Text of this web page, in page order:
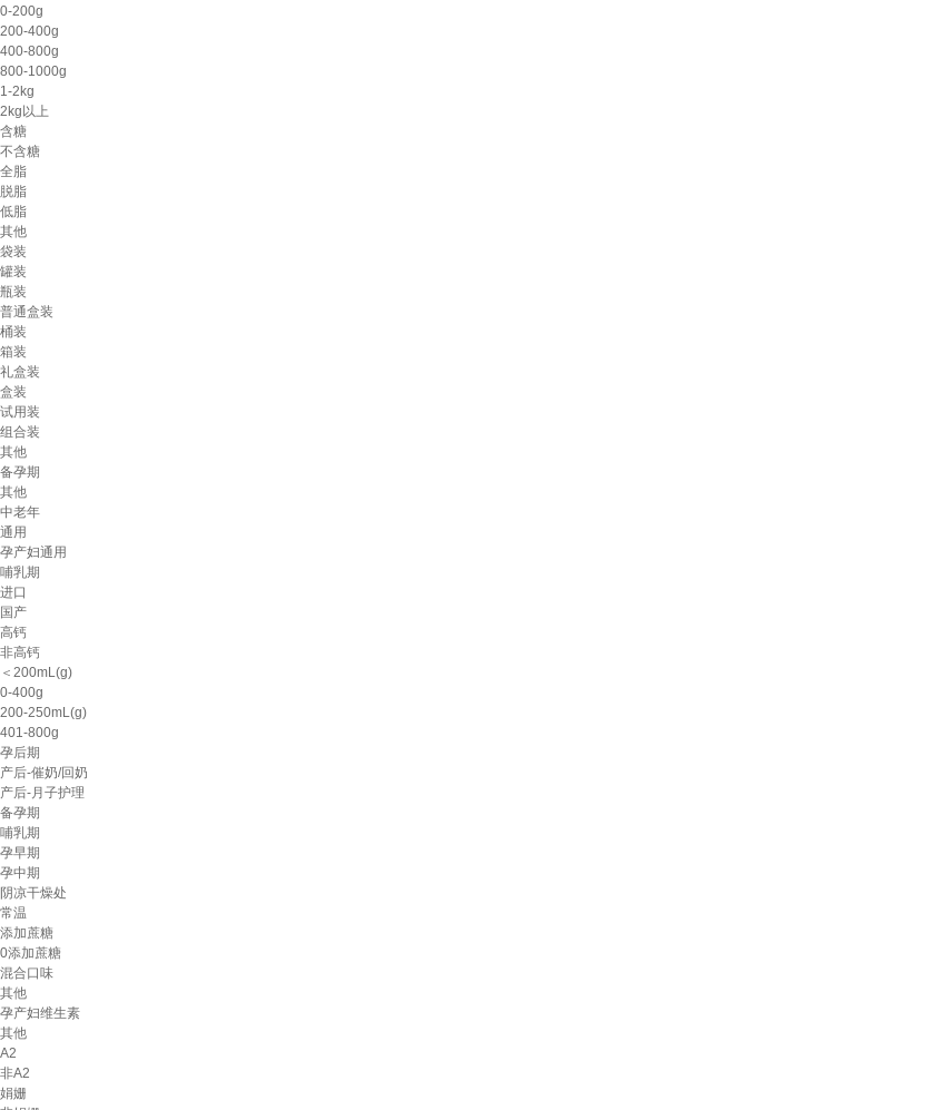
0-200g
200-400g
400-800g
800-1000g
1-2kg
2kg以上
含糖
不含糖
全脂
脱脂
低脂
其他
袋装
罐装
瓶装
普通盒装
桶装
箱装
礼盒装
盒装
试用装
组合装
其他
备孕期
其他
中老年
通用
孕产妇通用
哺乳期
进口
国产
高钙
非高钙
＜200mL(g)
0-400g
200-250mL(g)
401-800g
孕后期
产后-催奶/回奶
产后-月子护理
备孕期
哺乳期
孕早期
孕中期
阴凉干燥处
常温
添加蔗糖
0添加蔗糖
混合口味
其他
孕产妇维生素
其他
A2
非A2
娟姗